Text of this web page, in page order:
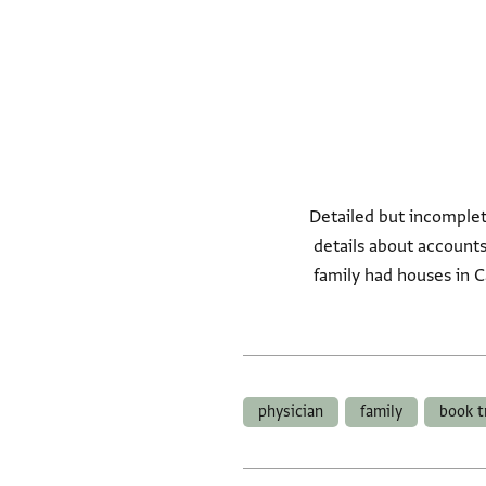
Detailed but
details about
family had houses in
book
family
physician